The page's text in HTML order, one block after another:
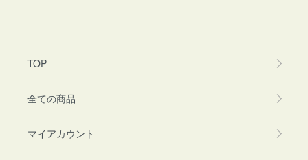
TOP
全ての商品
マイアカウント